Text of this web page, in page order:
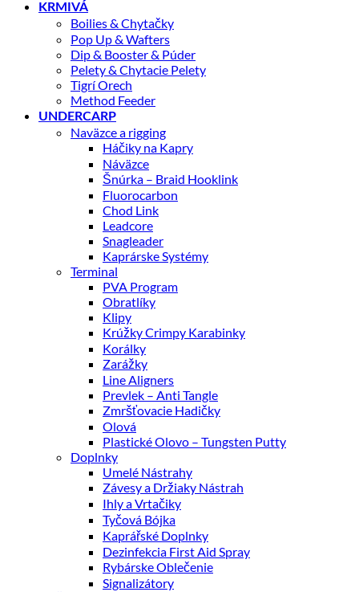
KRMIVÁ
Boilies & Chytačky
Pop Up & Wafters
Dip & Booster & Púder
Pelety & Chytacie Pelety
Tigrí Orech
Method Feeder
UNDERCARP
Naväzce a rigging
Háčiky na Kapry
Náväzce
Šnúrka – Braid Hooklink
Fluorocarbon
Chod Link
Leadcore
Snagleader
Kaprárske Systémy
Terminal
PVA Program
Obratlíky
Klipy
Krúžky Crimpy Karabinky
Korálky
Zarážky
Line Aligners
Prevlek – Anti Tangle
Zmršťovacie Hadičky
Olová
Plastické Olovo – Tungsten Putty
Doplnky
Umelé Nástrahy
Závesy a Držiaky Nástrah
Ihly a Vrtačiky
Tyčová Bójka
Kaprářské Doplnky
Dezinfekcia First Aid Spray
Rybárske Oblečenie
Signalizátory